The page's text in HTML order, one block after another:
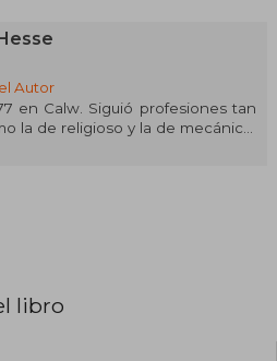
Autor
en Calw. Siguió profesiones tan
la de religioso y la de mecánico,
de su primera novela,
en 1962, a los 85 años en
libro